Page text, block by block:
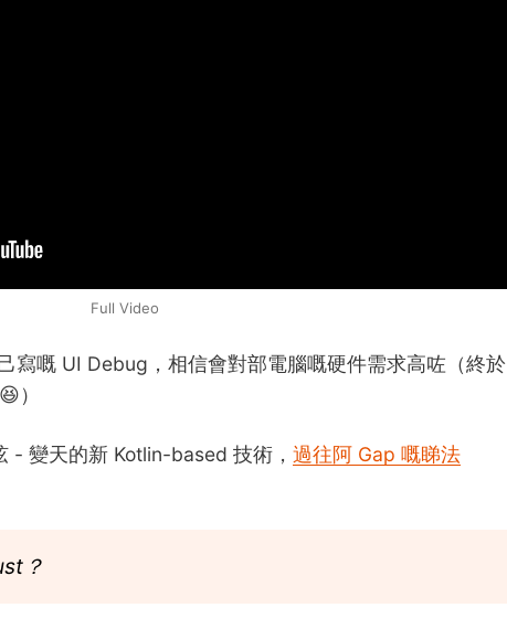
Full Video
寫嘅 UI Debug，相信會對部電腦嘅硬件需求高咗（終於
）
變天的新 Kotlin-based 技術， 過往阿 Gap 嘅睇法
？